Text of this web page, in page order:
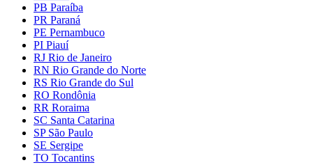
PB Paraíba
PR Paraná
PE Pernambuco
PI Piauí
RJ Rio de Janeiro
RN Rio Grande do Norte
RS Rio Grande do Sul
RO Rondônia
RR Roraima
SC Santa Catarina
SP São Paulo
SE Sergipe
TO Tocantins